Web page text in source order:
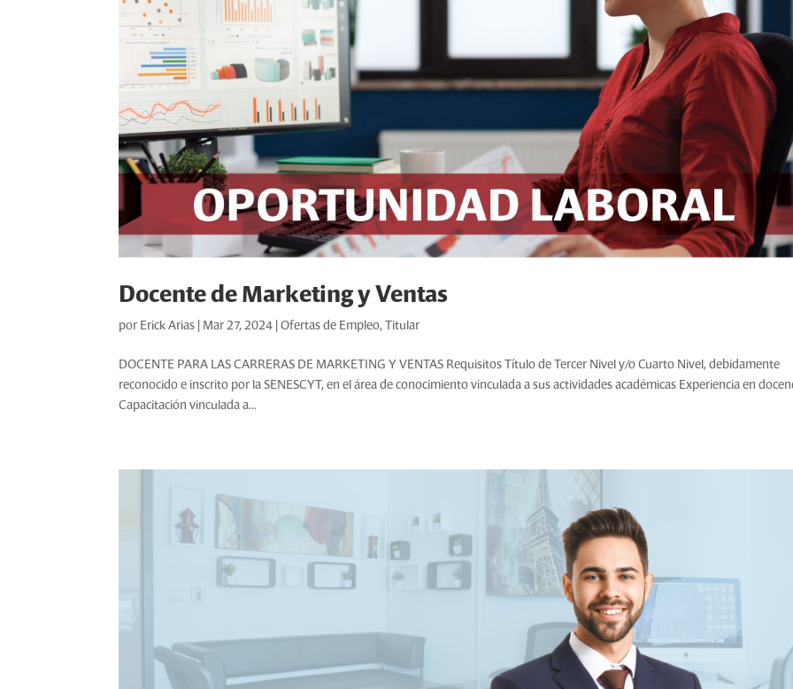
Docente de Marketing y Ventas
por Erick Arias Mar 27, 2024 |Ofertas de Empleo, Titular
DOCENTE PARA LAS CARRERAS DE MARKETING Y VENTAS Requisitos Título de Tercer Nivel y/o Cuarto Nivel, debidamente
reconocido e inscrito por la SENESCYT, en el área de conocimiento vinculada a sus actividades académicas Experiencia en
Capacitación vinculada a...